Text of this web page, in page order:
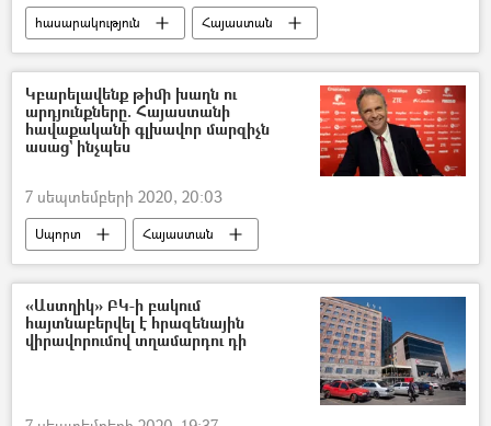
հասարակություն
Հայաստան
կորոնավիրուս
դպրոց
Ուսուցիչ
թեստ
Երևանի քաղաքապետարան
Կբարելավենք թիմի խաղն ու
արդյունքները. Հայաստանի
հավաքականի գլխավոր մարզիչն
ասաց` ինչպես
7 սեպտեմբերի 2020, 20:03
Սպորտ
Հայաստան
Հայաստանի ֆուտբոլի ֆեդերացիա
ֆուտբոլ
ֆուտբոլիստ
Հայաստանի ազգային հավաքական
«Աստղիկ» ԲԿ-ի բակում
հայտնաբերվել է հրազենային
վիրավորումով տղամարդու դի